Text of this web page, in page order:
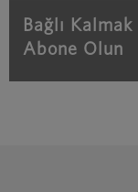
Bağlı
Abone Olun